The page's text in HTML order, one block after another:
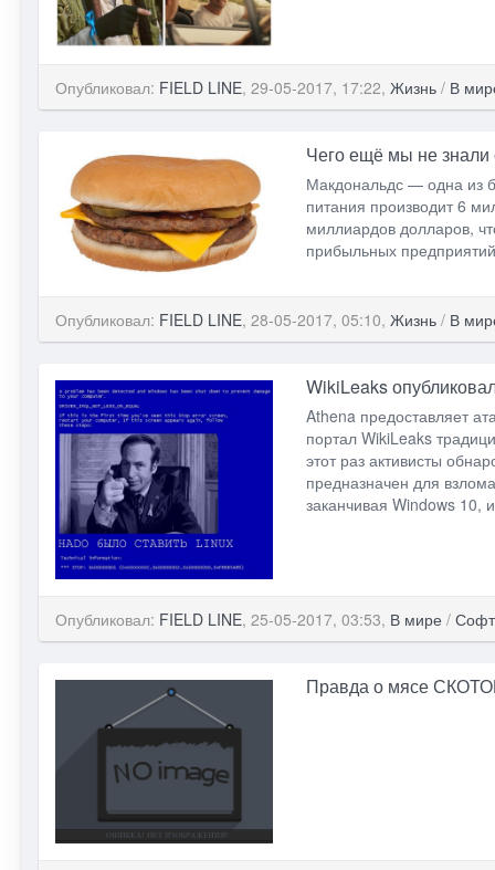
Опубликовал: FIELD LINE, 29-05-2017, 17:22, Жизнь/ В
Чего ещё мы не
Макдональдс — одна из
питания производит 6
миллиардов долларов,
прибыльных
Опубликовал: FIELD LINE, 28-05-2017, 05:10, Жизнь/ В
WikiLeaks
Athena предоставляет
портал WikiLeaks
этот раз активисты
предназначен для
заканчивая Windows 10,
Опубликовал: FIELD LINE, 25-05-2017, 03:53, В мире / Софт
Правда о мясе